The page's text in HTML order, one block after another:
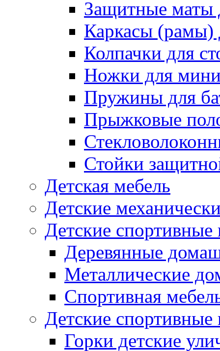
Защитные маты
Каркасы (рамы)
Колпачки для
Ножки для
Пружины для
Прыжковые
Стойки
Детская мебель
Детские
Детские
Деревянные
Металлические
Спортивная
Детские
Горки детские